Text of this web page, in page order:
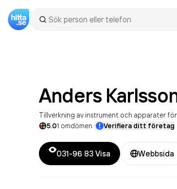
Anders
Tillverkning av instrument och apparater
5.01 omdömen· Verifiera ditt företag
031-96 83 Visa Webbsida